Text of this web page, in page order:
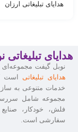
هدایای تبلیغاتی ارزان
هدایای
نوبل گیفت مجموعه‌ای
هدایای تبلیغاتی است
خدمات متنوعی به
مجموعه شامل
فلش، خودکار،
سفارشی است.